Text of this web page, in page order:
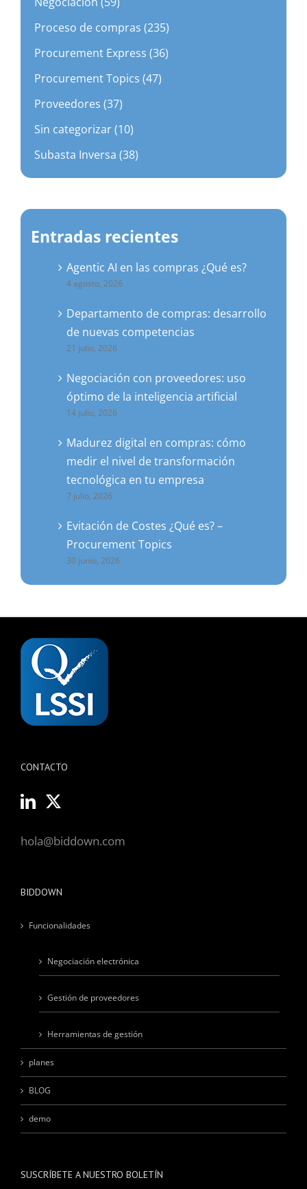
Proceso de compras (235)
Procurement Express (36)
Procurement Topics (47)
Proveedores (37)
Sin categorizar (10)
Subasta Inversa (38)
Entradas recientes
Agentic AI en las compras ¿Qué es?
4 agosto, 2026
Departamento de compras: desarrollo
de nuevas competencias
21 julio, 2026
Negociación con proveedores: uso
óptimo de la inteligencia artificial
14 julio, 2026
Madurez digital en compras: cómo
medir el nivel de transformación
tecnológica en tu empresa
7 julio, 2026
Evitación de Costes ¿Qué es? –
Procurement Topics
30 junio, 2026
CONTACTO
hola@biddown.com
BIDDOWN
Funcionalidades
Negociación electrónica
Gestión de proveedores
Herramientas de gestión
planes
BLOG
demo
SUSCRÍBETE A NUESTRO BOLETÍN